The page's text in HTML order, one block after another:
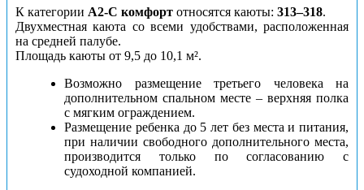
К категории А2-С комфорт относятся каюты: 313–318.
Двухместная каюта со всеми удобствами, расположенная
на средней палубе.
Площадь каюты от 9,5 до 10,1 м².
Возможно размещение третьего человека на
дополнительном спальном месте – верхняя полка
с мягким ограждением.
Размещение ребенка до 5 лет без места и питания,
при наличии свободного дополнительного места,
производится только по согласованию с
судоходной компанией.